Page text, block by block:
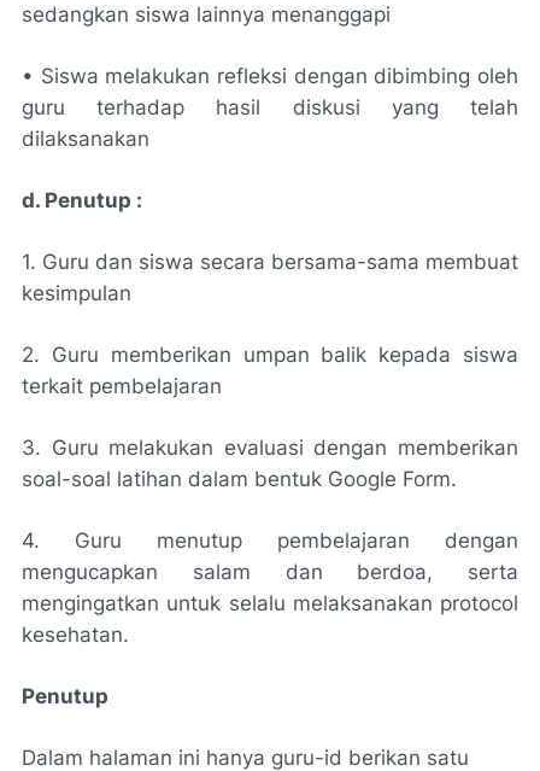
sedangkan siswa lainnya menanggapi
• Siswa melakukan refleksi dengan dibimbing oleh
guru terhadap hasil diskusi yang telah
dilaksanakan
d. Penutup :
1. Guru dan siswa secara bersama-sama membuat
kesimpulan
2. Guru memberikan umpan balik kepada siswa
terkait pembelajaran
3. Guru melakukan evaluasi dengan memberikan
soal-soal latihan dalam bentuk Google Form.
4. Guru menutup pembelajaran dengan
mengucapkan salam dan berdoa, serta
mengingatkan untuk selalu melaksanakan protocol
kesehatan.
Penutup
Dalam halaman ini hanya guru-id berikan satu